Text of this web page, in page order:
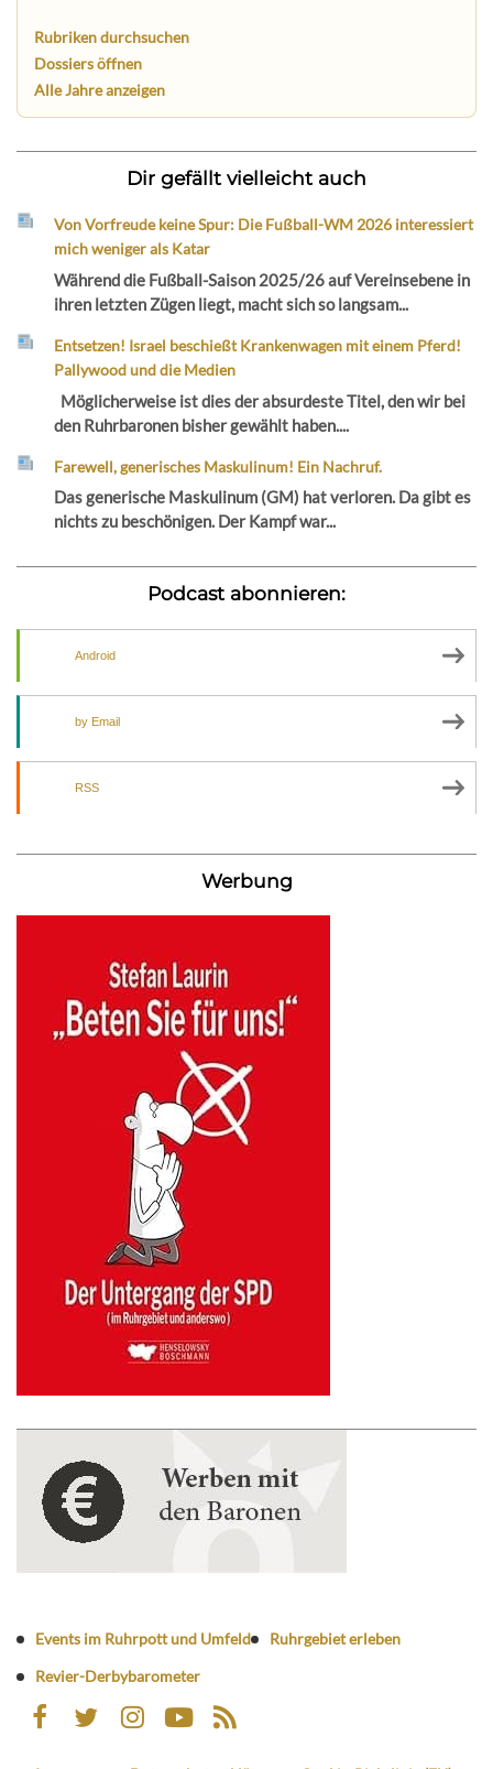
Rubriken durchsuchen
Dossiers öffnen
Alle Jahre anzeigen
Dir gefällt vielleicht auch
Von Vorfreude keine Spur: Die Fußball-WM 2026 interessiert
mich weniger als Katar
Während die Fußball-Saison 2025/26 auf Vereinsebene in
ihren letzten Zügen liegt, macht sich so langsam...
Entsetzen! Israel beschießt Krankenwagen mit einem Pferd!
Pallywood und die Medien
Möglicherweise ist dies der absurdeste Titel, den wir bei
den Ruhrbaronen bisher gewählt haben....
Farewell, generisches Maskulinum! Ein Nachruf.
Das generische Maskulinum (GM) hat verloren. Da gibt es
nichts zu beschönigen. Der Kampf war...
Podcast abonnieren:
Android
by Email
RSS
Werbung
Events im Ruhrpott und Umfeld
Ruhrgebiet erleben
Revier-Derbybarometer